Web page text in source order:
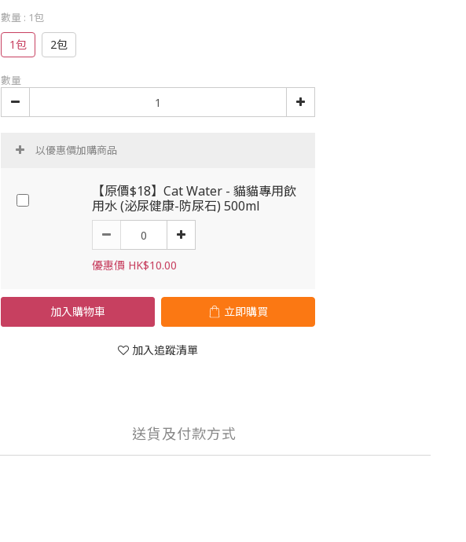
數量 : 1包
1包 2包
數量
以優惠價加購商品
【原價$18】Cat Water - 貓貓專用飲
用水 (泌尿健康-防尿石) 500ml
優惠價 HK$10.00
加入購物車 立即購買
加入追蹤清單
送貨及付款方式